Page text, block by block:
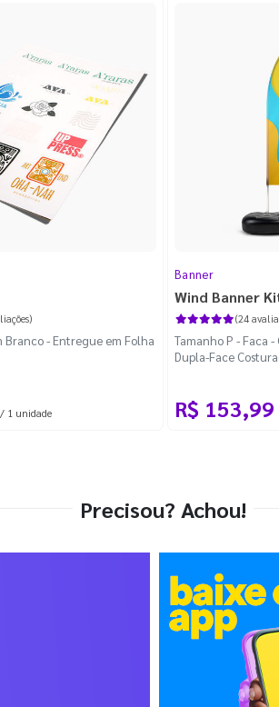
Branco - Entregue em Folha
/ 1 unidade
Banner
Wind Banner
(24
Tamanho P - Faca
Dupla-Face
R$ 153,99
Precisou? Achou!